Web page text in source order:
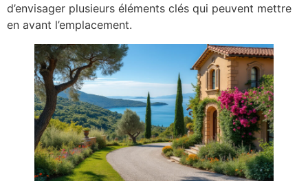
d’envisager plusieurs éléments clés qui peuvent mettre
en avant l’emplacement.